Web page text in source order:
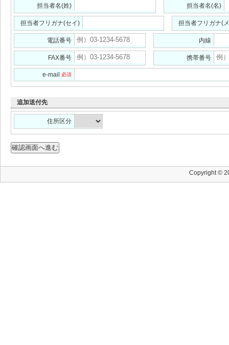
担当者名(姓) 担当者名(名)
担当者フリガナ(セイ) 担当者フリガナ(
電話番号 内線
FAX番号 携帯番号
e-mail 必須
追加送付先
住所区分
Copyright ©